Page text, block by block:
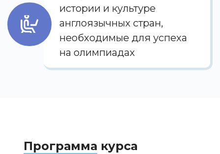
истории и культуре
англоязычных стран,
необходимые для успеха
на олимпиадах
Программа курса